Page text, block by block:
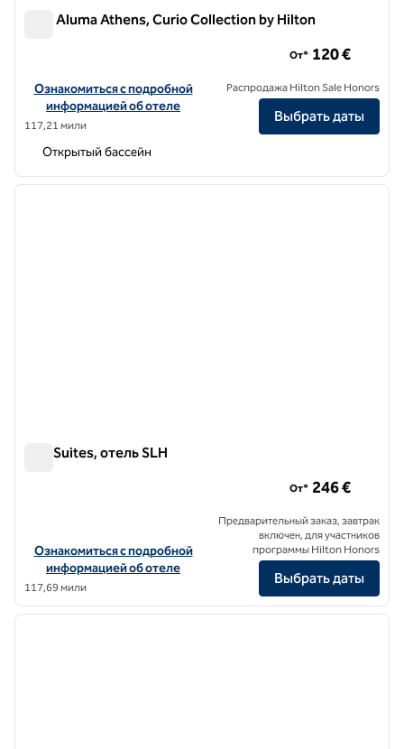
Adia Aluma Athens, Curio Collection by Hilton
Посмотреть информацию об отеле Adia Aluma Athens, Curio
Ознакомиться с подробной
информацией об отеле
117,21 мили
От* 120 €
Распродажа Hilton Sale Honors
Выбрать даты
Открытый бассейн
1 из 12
A77 Suites, отель SLH
Посмотреть информацию об отеле A77 Suites, a SLH Hotel
Ознакомиться с подробной
информацией об отеле
117,69 мили
От* 246 €
Предварительный заказ, завтрак
включен, для участников
программы Hilton Honors
Выбрать даты
1/12
1 из 12